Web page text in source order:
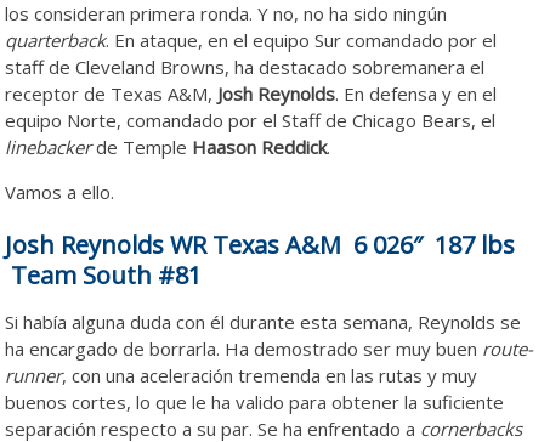
los consideran primera ronda. Y no, no ha sido ningún
quarterback. En ataque, en el equipo Sur comandado por el
staff de Cleveland Browns, ha destacado sobremanera el
receptor de Texas A&M, Josh Reynolds. En defensa y en el
equipo Norte, comandado por el Staff de Chicago Bears, el
linebackerde Temple Haason Reddick.
Vamos a ello.
Josh Reynolds WR Texas A&M 6 026″ 187 lbs
Team South #81
Si había alguna duda con él durante esta semana, Reynolds se
ha encargado de borrarla. Ha demostrado ser muy buen route-
runner, con una aceleración tremenda en las rutas y muy
buenos cortes, lo que le ha valido para obtener la suficiente
separación respecto a su par. Se ha enfrentado a cornerbacks